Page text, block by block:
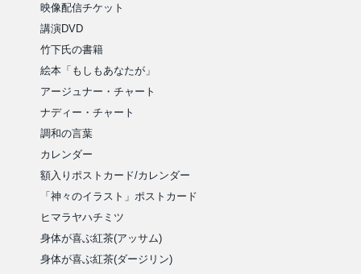
映像配信チケット
講演DVD
竹下氏の書籍
絵本「もしもあなたが」
アージュナー・チャート
ナディー・チャート
調和の言葉
カレンダー
額入りポストカード/カレンダー
「神々のイラスト」ポストカード
ヒマラヤハチミツ
身体が喜ぶ紅茶(アッサム)
身体が喜ぶ紅茶(ダージリン)